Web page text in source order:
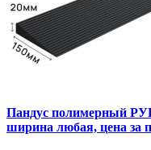
Пандус полимерный
ширина любая, цена за